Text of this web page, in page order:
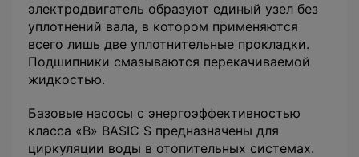
электродвигатель образуют единый узел без
уплотнений вала, в котором применяются
всего лишь две уплотнительные прокладки.
Подшипники смазываются перекачиваемой
жидкостью.
Базовые насосы с энергоэффективностью
класса «B» BASIC S предназначены для
циркуляции воды в отопительных системах.